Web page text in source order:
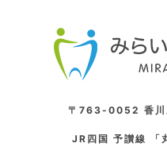
〒763-0052 香川
JR四国 予讃線 「